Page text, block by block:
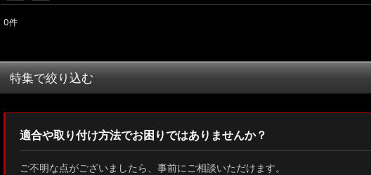
並び順:
0件
特集で絞り込む
ZN8 GR86
適合や取り付け方法でお困りではありませんか？
ご不明な点がございましたら、事前にご相談いただけます。